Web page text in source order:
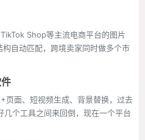
Shop等主流电商平台的图片
自动匹配，跨境卖家同时做多个市
页面、短视频生成、背景替换，过去
个工具之间来回倒，现在一个平台